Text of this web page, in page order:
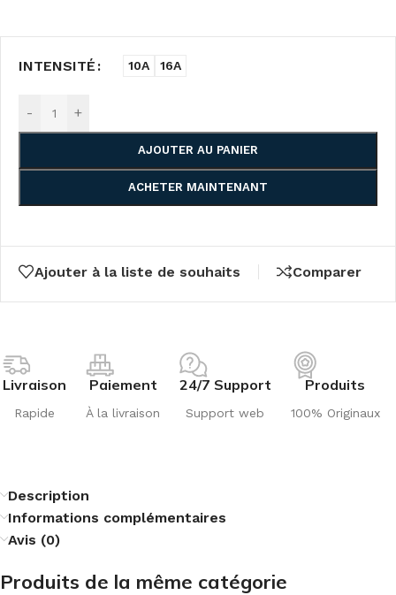
INTENSITÉ 10A 16A
- +
AJOUTER AU PANIER
ACHETER MAINTENANT
Ajouter à la liste de souhaits Comparer
Livraison
Rapide
Paiement
À la livraison
24/7 Support
Support web
Produits
100% Originaux
Description
Informations complémentaires
Avis (0)
Produits de la même catégorie